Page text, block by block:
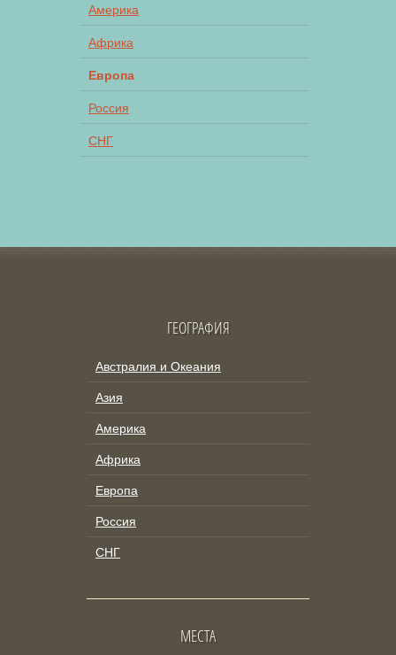
Америка
Африка
Европа
Россия
СНГ
ГЕОГРАФИЯ
Австралия и Океания
Азия
Америка
Африка
Европа
Россия
СНГ
МЕСТА